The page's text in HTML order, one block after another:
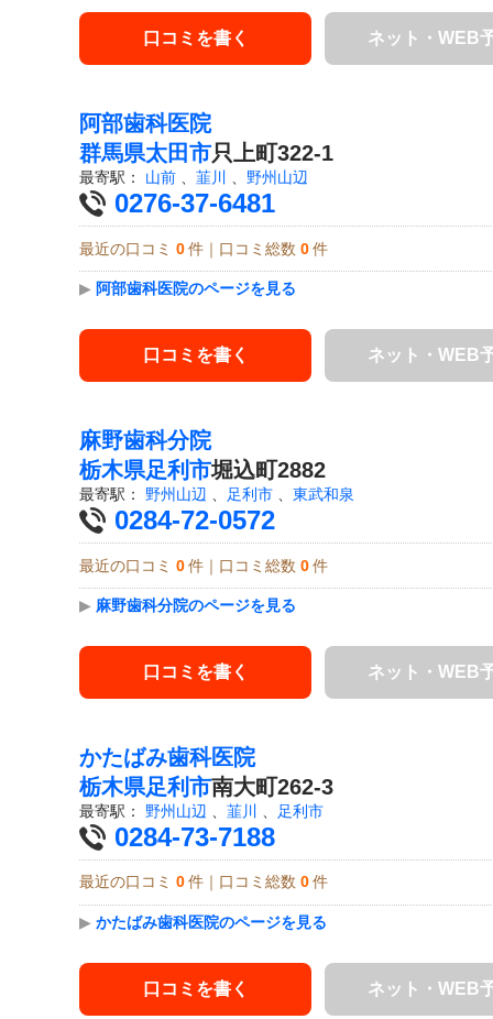
口コミを書く ネット・WEB
阿部歯科医院
群馬県太田市只上町322-1
最寄駅： 山前 、 韮川 、 野州山辺
0276-37-6481
最近の口コミ 0 件｜口コミ総数 0 件
▶ 阿部歯科医院のページを見る
口コミを書く ネット・WEB
麻野歯科分院
栃木県足利市堀込町2882
最寄駅： 野州山辺 足利市 東武和泉
0284-72-0572
最近の口コミ 0 件｜口コミ総数 0 件
▶ 麻野歯科分院のページを見る
口コミを書く ネット・WEB
かたばみ歯科医院
栃木県足利市南大町262-3
最寄駅： 野州山辺 韮川 足利市
0284-73-7188
最近の口コミ 0 件｜口コミ総数 0 件
▶ かたばみ歯科医院のページを見る
口コミを書く ネット・WEB